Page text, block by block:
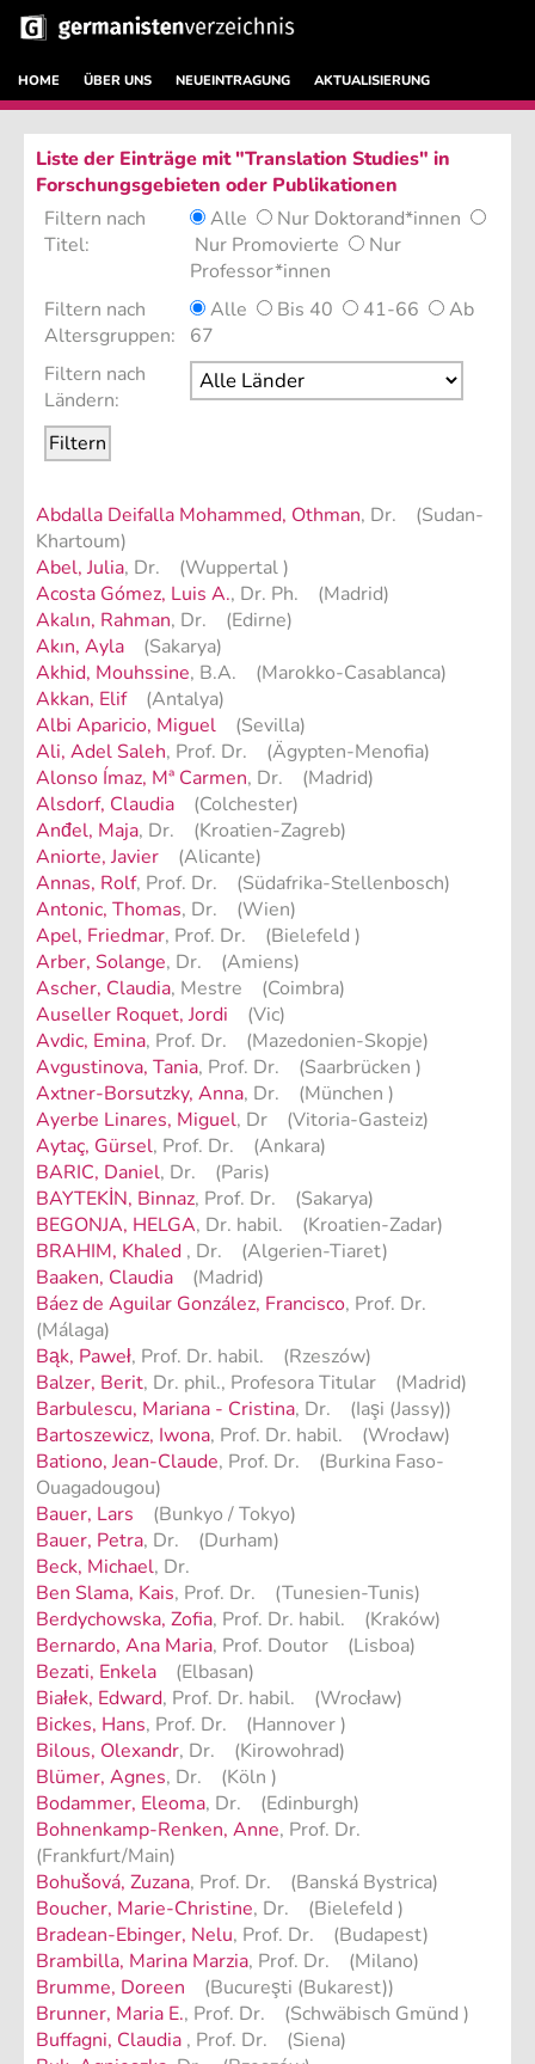
HOME ÜBER UNS NEUEINTRAGUNG AKTUALISIERUNG
Liste der Einträge mit "Translation Studies" in
Forschungsgebieten oder Publikationen
Filtern nach
Titel:
Alle
Nur Doktorand*innen
Nur Promovierte
Nur
Professor*innen
Filtern nach
Altersgruppen:
Alle Bis 40 41-66
Ab
67
Filtern nach
Ländern:
Abdalla Deifalla Mohammed, Othman, Dr. (Sudan-
Khartoum)
Abel, Julia, Dr. (Wuppertal )
Acosta Gómez, Luis A., Dr. Ph. (Madrid)
Akalın, Rahman, Dr. (Edirne)
Akın, Ayla (Sakarya)
Akhid, Mouhssine, B.A. (Marokko-Casablanca)
Akkan, Elif(Antalya)
Albi Aparicio, Miguel (Sevilla)
Ali, Adel Saleh, Prof. Dr. (Ägypten-Menofia)
Alonso Ímaz, Mª Carmen, Dr. (Madrid)
Alsdorf, Claudia (Colchester)
Anđel, Maja, Dr. (Kroatien-Zagreb)
Aniorte, Javier (Alicante)
Annas, Rolf, Prof. Dr. (Südafrika-Stellenbosch)
Antonic, Thomas, Dr. (Wien)
Apel, Friedmar, Prof. Dr. (Bielefeld )
Arber, Solange, Dr. (Amiens)
Ascher, Claudia, Mestre (Coimbra)
Auseller Roquet, Jordi (Vic)
Avdic, Emina, Prof. Dr. (Mazedonien-Skopje)
Avgustinova, Tania, Prof. Dr. (Saarbrücken )
Axtner-Borsutzky, Anna, Dr. (München )
Ayerbe Linares, Miguel, Dr (Vitoria-Gasteiz)
Aytaç, Gürsel, Prof. Dr. (Ankara)
BARIC, Daniel, Dr. (Paris)
BAYTEKİN, Binnaz, Prof. Dr. (Sakarya)
BEGONJA, HELGA, Dr. habil. (Kroatien-Zadar)
BRAHIM, Khaled , Dr. (Algerien-Tiaret)
Baaken, Claudia (Madrid)
Báez de Aguilar González, Francisco, Prof. Dr.
(Málaga)
Bąk, Paweł, Prof. Dr. habil. (Rzeszów)
Balzer, Berit, Dr. phil., Profesora Titular (Madrid)
Barbulescu, Mariana - Cristina, Dr. (Iaşi (Jassy))
Bartoszewicz, Iwona, Prof. Dr. habil. (Wrocław)
Bationo, Jean-Claude, Prof. Dr. (Burkina Faso-
Ouagadougou)
Bauer, Lars (Bunkyo / Tokyo)
Bauer, Petra, Dr. (Durham)
Beck, Michael, Dr.
Ben Slama, Kais, Prof. Dr. (Tunesien-Tunis)
Berdychowska, Zofia, Prof. Dr. habil. (Kraków)
Bernardo, Ana Maria, Prof. Doutor (Lisboa)
Bezati, Enkela (Elbasan)
Białek, Edward, Prof. Dr. habil. (Wrocław)
Bickes, Hans, Prof. Dr. (Hannover )
Bilous, Olexandr, Dr. (Kirowohrad)
Blümer, Agnes, Dr. (Köln )
Bodammer, Eleoma, Dr. (Edinburgh)
Bohnenkamp-Renken, Anne, Prof. Dr.
(Frankfurt/Main)
Bohušová, Zuzana, Prof. Dr. (Banská Bystrica)
Boucher, Marie-Christine, Dr. (Bielefeld )
Bradean-Ebinger, Nelu, Prof. Dr. (Budapest)
Brambilla, Marina Marzia, Prof. Dr. (Milano)
Brumme, Doreen (Bucureşti (Bukarest))
Brunner, Maria E., Prof. Dr. (Schwäbisch Gmünd )
Buffagni, Claudia , Prof. Dr. (Siena)